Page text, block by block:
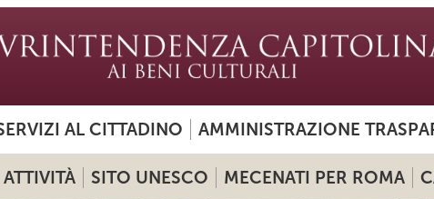
AL CITTADINO AMMINISTRAZIONE
ATTIVITÀ SITO UNESCO MECENATI PER ROMA